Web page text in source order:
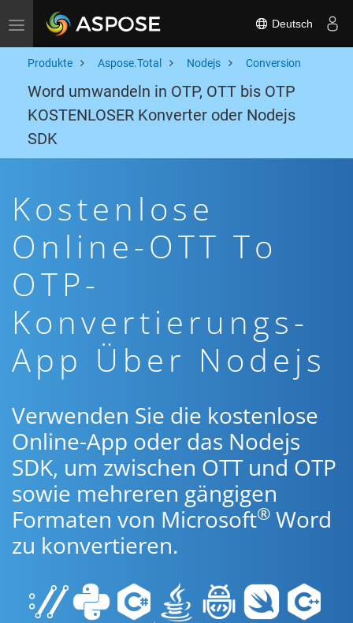
Toggle navigation Deutsch
Produkte Aspose.Total Nodejs Conversion
Word umwandeln in OTP, OTT bis OTP
KOSTENLOSER Konverter oder Nodejs
SDK
Kostenlose
Online-OTT To
OTP-
Konvertierungs-
App Über Nodejs
Verwenden Sie die kostenlose
Online-App oder das Nodejs
SDK, um zwischen OTT und OTP
sowie mehreren gängigen
Formaten von Microsoft® Word
zu konvertieren.